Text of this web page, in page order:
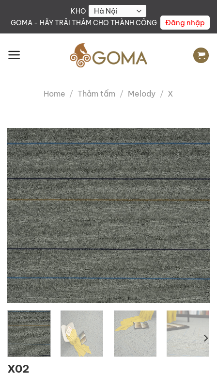
KHO
GOMA - HÃY TRẢI THẢM CHO THÀNH CÔNG
Đăng nhập
Home / Thảm tấm / Melody / X
X02